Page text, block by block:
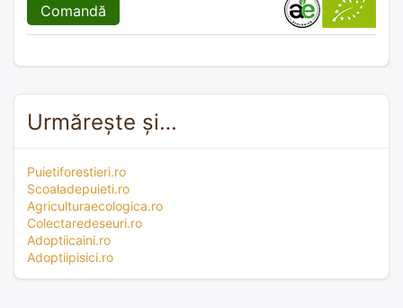
Comandă
Urmărește și…
Puietiforestieri.ro
Scoaladepuieti.ro
Agriculturaecologica.ro
Colectaredeseuri.ro
Adoptiicaini.ro
Adoptiipisici.ro